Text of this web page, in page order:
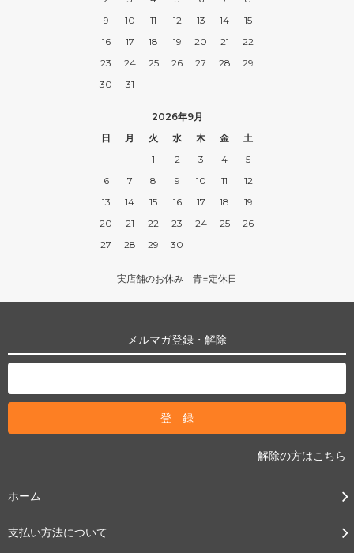
9
10 11 12 13 14
15
16
17 18 19 20 21
22
23
24 25 26 27 28
29
30
31
2026年9月
日
月 火 水 木 金
土
1
2 3 4
5
6
7 8 9 10 11
12
13
14 15 16 17 18
19
20
21 22 23 24 25
26
27
28 29 30
実店舗のお休み 青=定休日
メルマガ登録・解除
解除の方はこちら
ホーム
支払い方法について